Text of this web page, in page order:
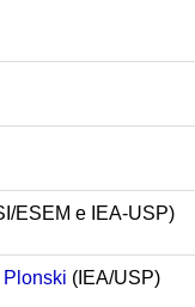
ESEM e IEA-USP)
Plonski (IEA/USP)